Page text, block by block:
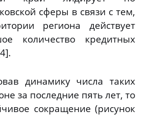
сферы в связи с тем,
региона действует
количество кредитных
динамику числа таких
за последние пять лет, то
сокращение (рисунок